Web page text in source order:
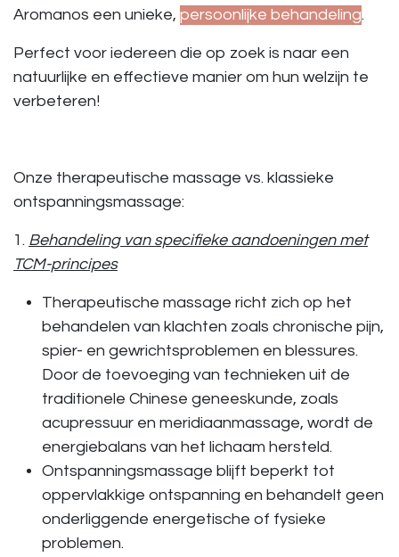
Aromanos een unieke, persoonlijke behandeling.
Perfect voor iedereen die op zoek is naar een
natuurlijke en effectieve manier om hun welzijn te
verbeteren!
Onze therapeutische massage vs. klassieke
ontspanningsmassage:
1. Behandeling van specifieke aandoeningen met
TCM-principes
Therapeutische massage richt zich op het
behandelen van klachten zoals chronische pijn,
spier- en gewrichtsproblemen en blessures.
Door de toevoeging van technieken uit de
traditionele Chinese geneeskunde, zoals
acupressuur en meridiaanmassage, wordt de
energiebalans van het lichaam hersteld.
Ontspanningsmassage blijft beperkt tot
oppervlakkige ontspanning en behandelt geen
onderliggende energetische of fysieke
problemen.